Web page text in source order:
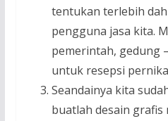
tentukan terlebih
pengguna jasa kita.
pemerintah, gedung
untuk resepsi
Seandainya kita
buatlah desain grafis